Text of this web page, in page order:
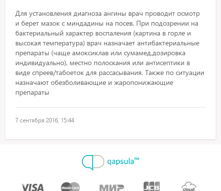
Для установления диагноза ангины врач проводит осмотр
и берет мазок с миндадины на посев. При подозрении на
бактериальный характер воспаления (картина в горле и
высокая температура) врач назначает антибактериальные
препараты (чаще амоксиклав или сумамед,дозировка
индивидуально), местно полоскания или антисептики в
виде спреев/табоеток для рассасывания. Также по ситуации
назначают обезболивающие и жаропонижающие
препараты
7 сентября 2016, 15:44